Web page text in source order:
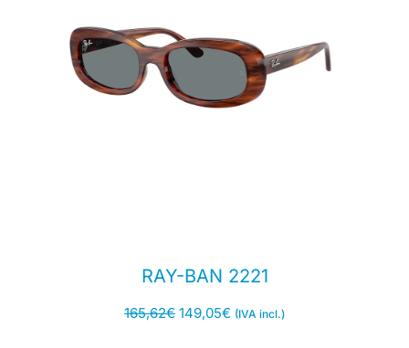
RAY-BAN 2221
165,62€ 149,05€ (IVA incl.)